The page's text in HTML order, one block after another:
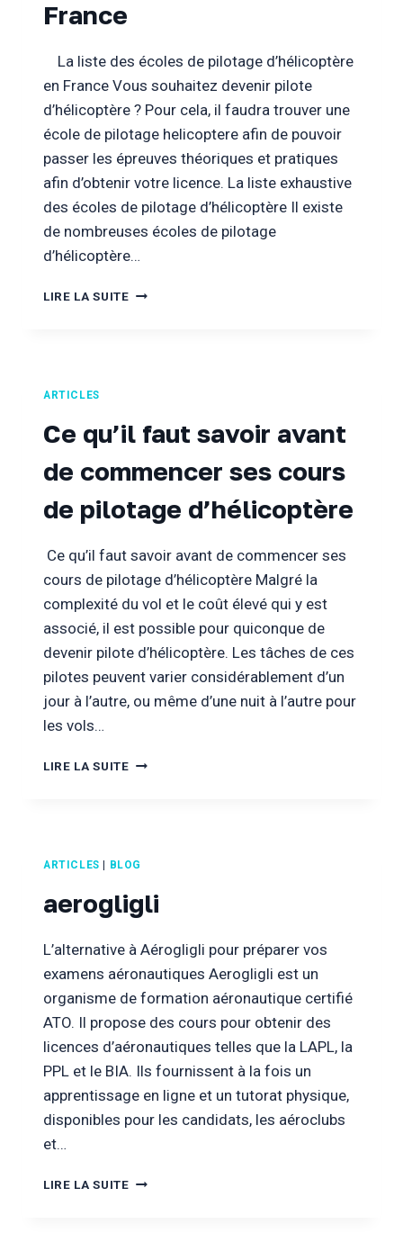
QUIZZ
France
La liste des écoles de pilotage d’hélicoptère
en France Vous souhaitez devenir pilote
d’hélicoptère ? Pour cela, il faudra trouver une
école de pilotage helicoptere afin de pouvoir
passer les épreuves théoriques et pratiques
afin d’obtenir votre licence. La liste exhaustive
des écoles de pilotage d’hélicoptère Il existe
de nombreuses écoles de pilotage
d’hélicoptère…
LIRE LA SUITELA
EN
FRANCE
ARTICLES
Ce qu’il faut savoir avant
de commencer ses cours
de pilotage d’hélicoptère
Ce qu’il faut savoir avant de commencer ses
cours de pilotage d’hélicoptère Malgré la
complexité du vol et le coût élevé qui y est
associé, il est possible pour quiconque de
devenir pilote d’hélicoptère. Les tâches de ces
pilotes peuvent varier considérablement d’un
jour à l’autre, ou même d’une nuit à l’autre pour
les vols…
LIRE LA SUITECE
SES
COURS
PILOTAGE
D’HÉLICOPTÈRE
ARTICLES BLOG
aerogligli
L’alternative à Aérogligli pour préparer vos
examens aéronautiques Aerogligli est un
organisme de formation aéronautique certifié
ATO. Il propose des cours pour obtenir des
licences d’aéronautiques telles que la LAPL, la
PPL et le BIA. Ils fournissent à la fois un
apprentissage en ligne et un tutorat physique,
disponibles pour les candidats, les aéroclubs
et…
LIRE LA SUITEAEROGLIGLI